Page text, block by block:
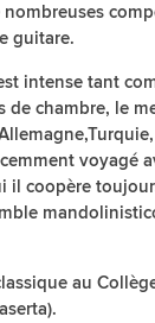
nombreuses
guitare.
intense tant
de chambre, le
voyagé
il coopère
au